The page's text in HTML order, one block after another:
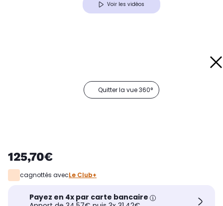
Voir les vidéos
Quitter la vue 360°
125,70€
cagnottés avecLe Club+
Payez en 4x par carte bancaire